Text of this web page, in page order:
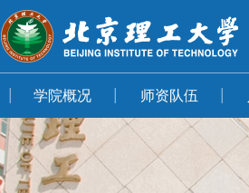
学院概况 师资队伍